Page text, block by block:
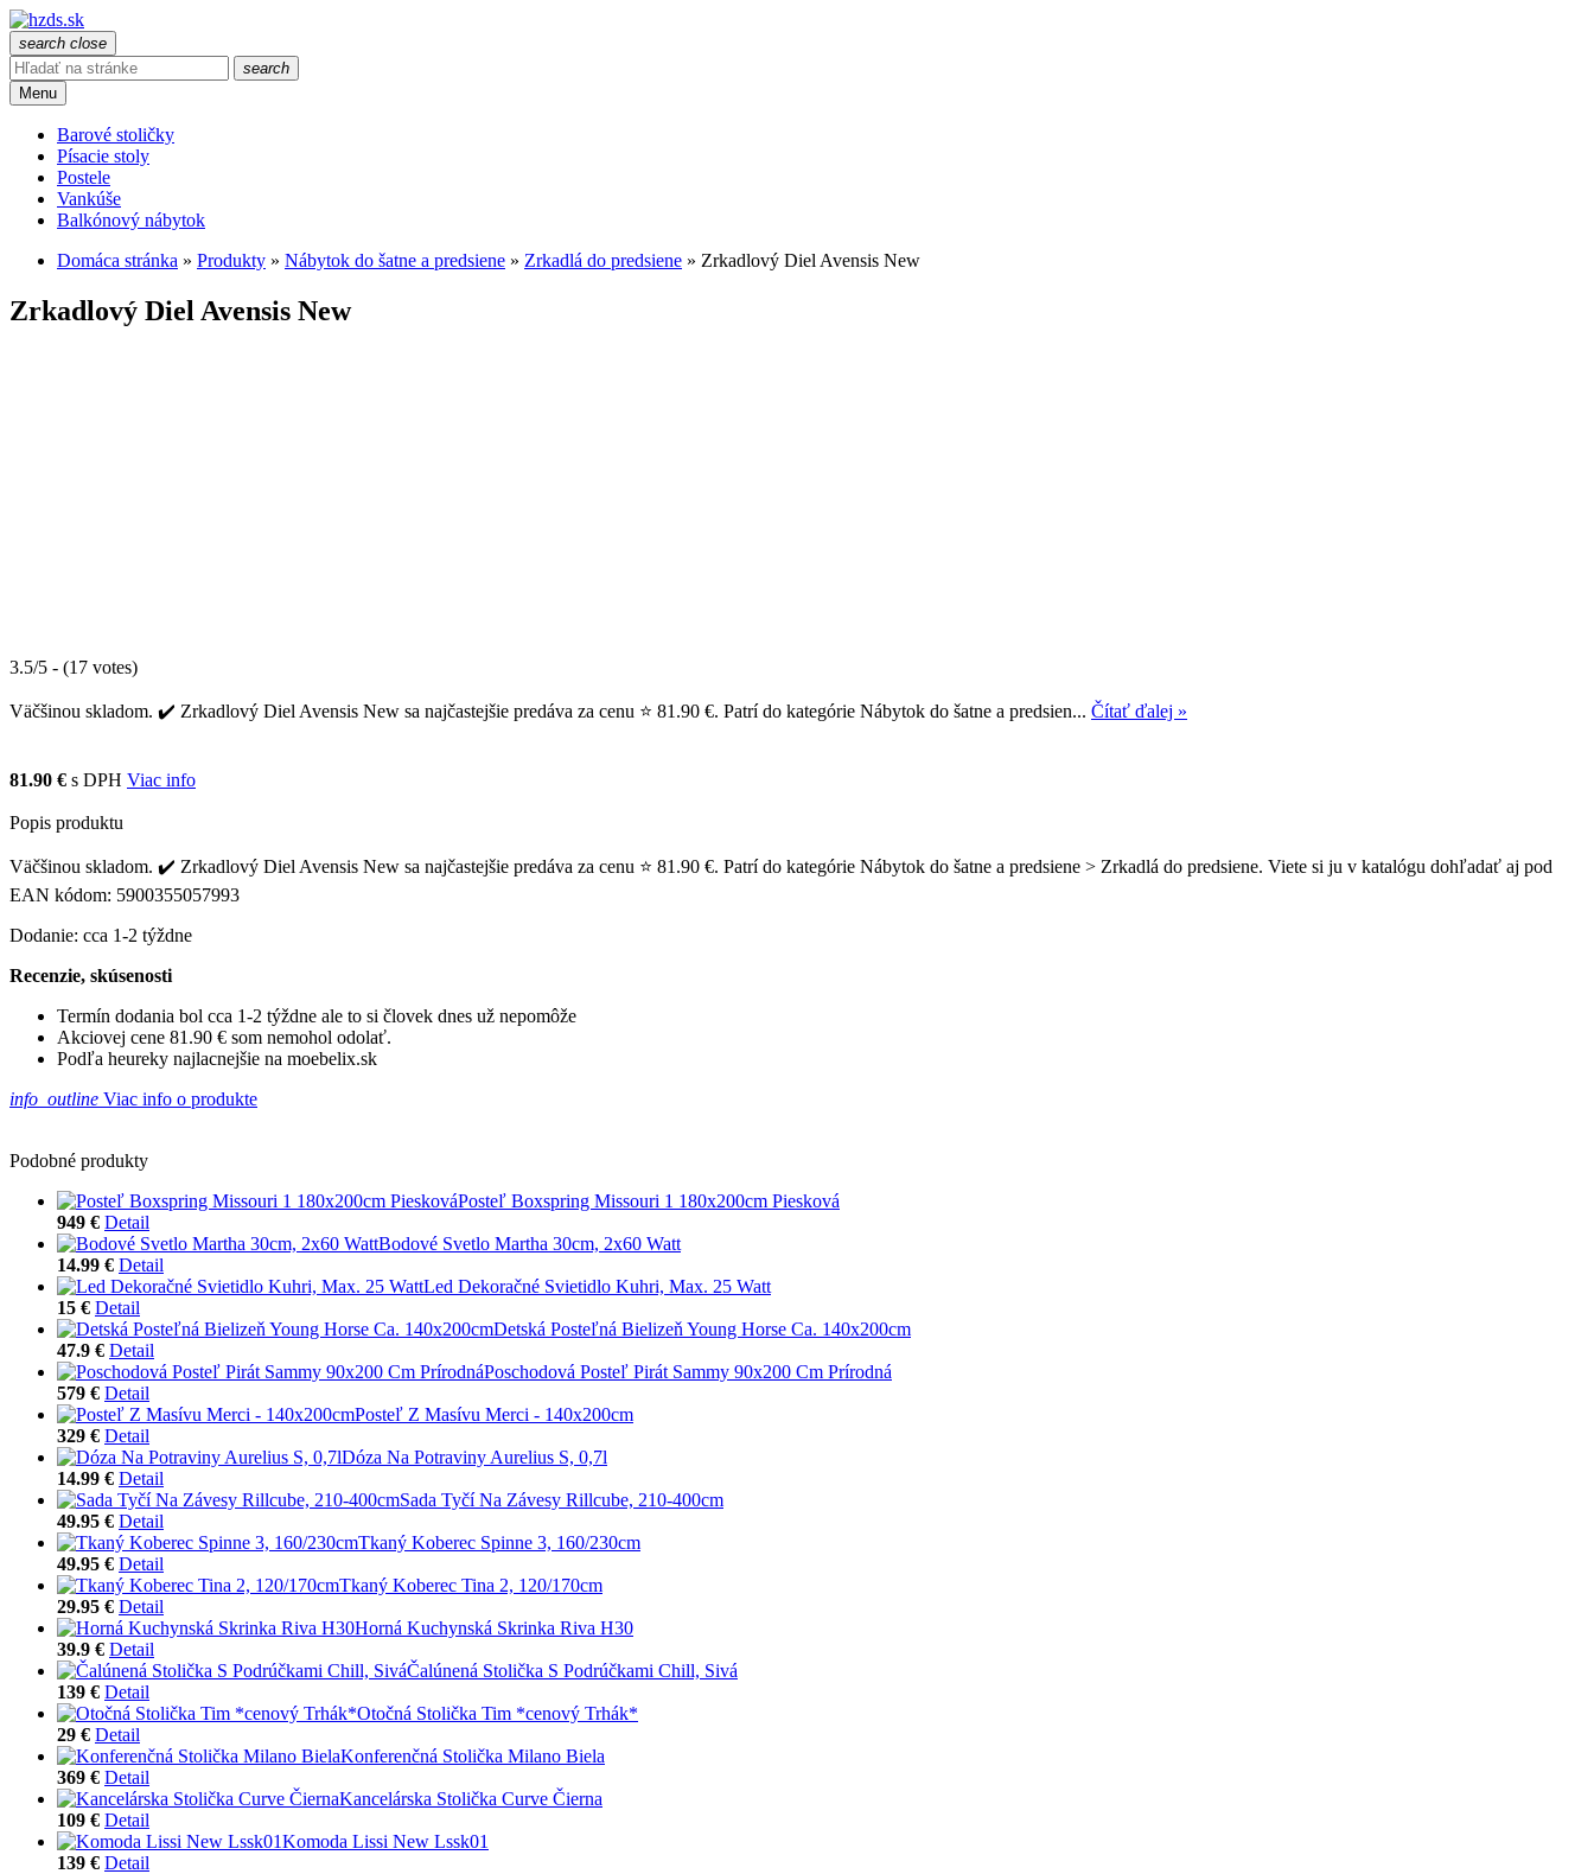
search close
search
Menu
Barové stoličky
Písacie stoly
Postele
Vankúše
Balkónový nábytok
Domáca stránka » Produkty » Nábytok do šatne a predsiene » Zrkadlá do predsiene » Zrkadlový Diel Avensis New
Zrkadlový Diel Avensis New
3.5/5 - (17 votes)
Väčšinou skladom. ✔️ Zrkadlový Diel Avensis New sa najčastejšie predáva za cenu ⭐ 81.90 €. Patrí do kategórie Nábytok do šatne a predsien... Čítať ďalej »
81.90 € s DPH Viac info
Popis produktu
Väčšinou skladom. ✔️ Zrkadlový Diel Avensis New sa najčastejšie predáva za cenu ⭐ 81.90 €. Patrí do kategórie Nábytok do šatne a predsiene > Zrkadlá do predsiene. Viete si ju v katalógu dohľadať aj pod
EAN kódom: 5900355057993
Dodanie: cca 1-2 týždne
Recenzie, skúsenosti
Termín dodania bol cca 1-2 týždne ale to si človek dnes už nepomôže
Akciovej cene 81.90 € som nemohol odolať.
Podľa heureky najlacnejšie na moebelix.sk
info_outline Viac info o produkte
Podobné produkty
Posteľ Boxspring Missouri 1 180x200cm Piesková
949 € Detail
Bodové Svetlo Martha 30cm, 2x60 Watt
14.99 € Detail
Led Dekoračné Svietidlo Kuhri, Max. 25 Watt
15 € Detail
Detská Posteľná Bielizeň Young Horse Ca. 140x200cm
47.9 € Detail
Poschodová Posteľ Pirát Sammy 90x200 Cm Prírodná
579 € Detail
Posteľ Z Masívu Merci - 140x200cm
329 € Detail
Dóza Na Potraviny Aurelius S, 0,7l
14.99 € Detail
Sada Tyčí Na Závesy Rillcube, 210-400cm
49.95 € Detail
Tkaný Koberec Spinne 3, 160/230cm
49.95 € Detail
Tkaný Koberec Tina 2, 120/170cm
29.95 € Detail
Horná Kuchynská Skrinka Riva H30
39.9 € Detail
Čalúnená Stolička S Podrúčkami Chill, Sivá
139 € Detail
Otočná Stolička Tim *cenový Trhák*
29 € Detail
Konferenčná Stolička Milano Biela
369 € Detail
Kancelárska Stolička Curve Čierna
109 € Detail
Komoda Lissi New Lssk01
139 € Detail